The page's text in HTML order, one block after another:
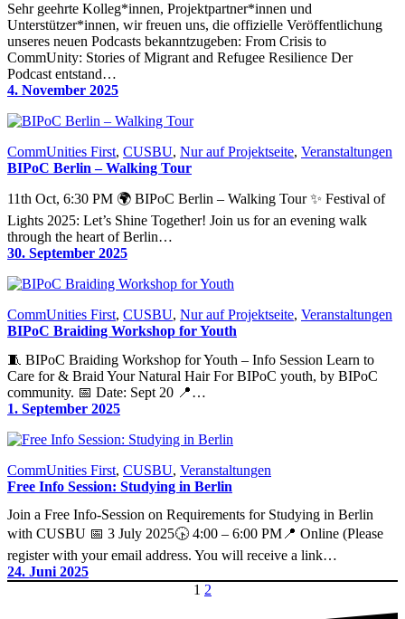
Sehr geehrte Kolleg*innen, Projektpartner*innen und
Unterstützer*innen, wir freuen uns, die offizielle Veröffentlichung
unseres neuen Podcasts bekanntzugeben: From Crisis to
CommUnity: Stories of Migrant and Refugee Resilience Der
Podcast entstand…
4. November 2025
CommUnities First, CUSBU, Nur auf Projektseite, Veranstaltungen
BIPoC Berlin – Walking Tour
11th Oct, 6:30 PM 🌍 BIPoC Berlin – Walking Tour ✨ Festival of
Lights 2025: Let’s Shine Together! Join us for an evening walk
through the heart of Berlin…
30. September 2025
CommUnities First, CUSBU, Nur auf Projektseite, Veranstaltungen
BIPoC Braiding Workshop for Youth
🧵 BIPoC Braiding Workshop for Youth – Info Session Learn to
Care for & Braid Your Natural Hair For BIPoC youth, by BIPoC
community. 📅 Date: Sept 20 📍…
1. September 2025
CommUnities First, CUSBU, Veranstaltungen
Free Info Session: Studying in Berlin
Join a Free Info-Session on Requirements for Studying in Berlin
with CUSBU 📅 3 July 2025🕟 4:00 – 6:00 PM📍 Online (Please
register with your email address. You will receive a link…
24. Juni 2025
1 2